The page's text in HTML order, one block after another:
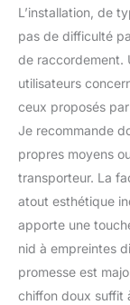
L’installation, de
pas de difficulté
de raccordement.
utilisateurs
ceux proposés
Je recommande
propres moyens
transporteur. La
atout esthétique
apporte une
nid à empreintes
promesse est
chiffon doux suffit